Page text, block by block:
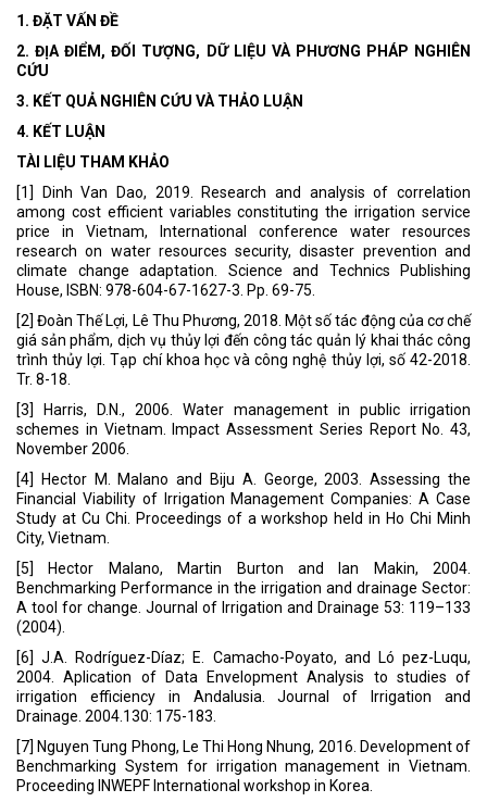
1. ĐẶT VẤN ĐỀ
2. ĐỊA ĐIỂM, ĐỐI TƯỢNG, DỮ LIỆU VÀ PHƯƠNG PHÁP NGHIÊN
CỨU
3. KẾT QUẢ NGHIÊN CỨU VÀ THẢO LUẬN
4. KẾT LUẬN
TÀI LIỆU THAM KHẢO
[1] Dinh Van Dao, 2019. Research and analysis of correlation
among cost efficient variables constituting the irrigation service
price in Vietnam, International conference water resources
research on water resources security, disaster prevention and
climate change adaptation. Science and Technics Publishing
House, ISBN: 978-604-67-1627-3. Pp. 69-75.
[2] Đoàn Thế Lợi, Lê Thu Phương, 2018. Một số tác động của cơ chế
giá sản phẩm, dịch vụ thủy lợi đến công tác quản lý khai thác công
trình thủy lợi. Tạp chí khoa học và công nghệ thủy lợi, số 42-2018.
Tr. 8-18.
[3] Harris, D.N., 2006. Water management in public irrigation
schemes in Vietnam. Impact Assessment Series Report No. 43,
November 2006.
[4] Hector M. Malano and Biju A. George, 2003. Assessing the
Financial Viability of Irrigation Management Companies: A Case
Study at Cu Chi. Proceedings of a workshop held in Ho Chi Minh
City, Vietnam.
[5] Hector Malano, Martin Burton and Ian Makin, 2004.
Benchmarking Performance in the irrigation and drainage Sector:
A tool for change. Journal of Irrigation and Drainage 53: 119–133
(2004).
[6] J.A. Rodríguez-Díaz; E. Camacho-Poyato, and Ló pez-Luqu,
2004. Aplication of Data Envelopment Analysis to studies of
irrigation efficiency in Andalusia. Journal of Irrigation and
Drainage. 2004.130: 175-183.
[7] Nguyen Tung Phong, Le Thi Hong Nhung, 2016. Development of
Benchmarking System for irrigation management in Vietnam.
Proceeding INWEPF International workshop in Korea.